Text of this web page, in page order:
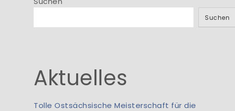
Suchen
Aktuelles
Tolle Ostsächsische Meisterschaft für die